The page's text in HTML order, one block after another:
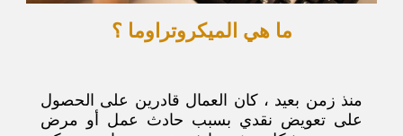
ما هي الميكروتراوما ؟
منذ زمن بعيد ، كان العمال قادرين على الحصول
على تعويض نقدي بسبب حادث عمل أو مرض